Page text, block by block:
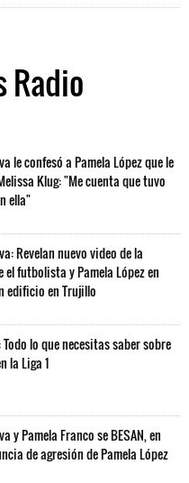
Radio
le confesó a Pamela López que le
Klug: "Me cuenta que tuvo
ella"
Revelan nuevo video de la
futbolista y Pamela López en
edificio en Trujillo
Todo lo que necesitas saber sobre
la Liga 1
y Pamela Franco se BESAN, en
de agresión de Pamela López